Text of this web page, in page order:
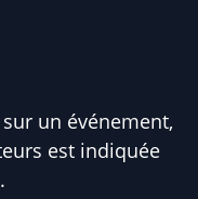
un événement,
est indiquée